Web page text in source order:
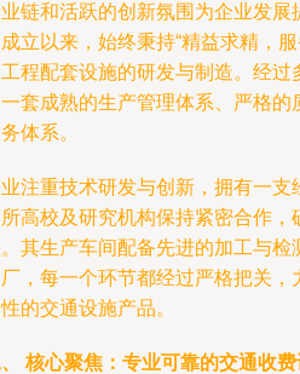
链和活跃的创新氛围为企业发
立以来，始终秉持“精益求精，
程配套设施的研发与制造。经
套成熟的生产管理体系、严格
体系。
注重技术研发与创新，拥有一
高校及研究机构保持紧密合作
其生产车间配备先进的加工与
，每一个环节都经过严格把关
的交通设施产品。
核心聚焦：专业可靠的交通收